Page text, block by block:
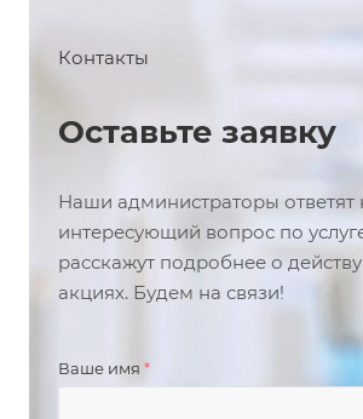
Контакты
Оставьте заявку
Наши администраторы ответят
интересующий вопрос по
расскажут подробнее о
акциях. Будем на связи!
Ваше имя *